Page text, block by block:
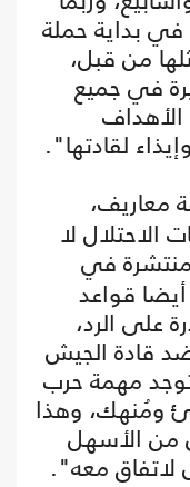
بداية حملة
من قبل،
في جميع
لقادتها".
معاريف،
"هجمات الاحتلال لا
في
قواعد
على الرد،
قادة الجيش
مهمة حرب
ومُنهك، وهذا
من الأسهل
لاتفاق معه".